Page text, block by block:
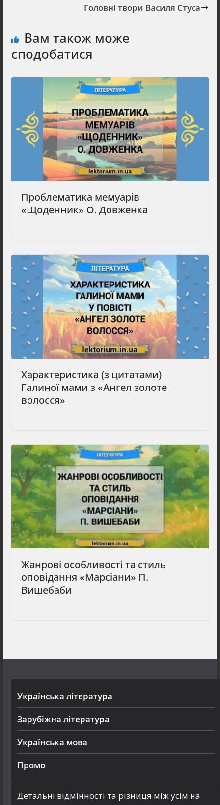
Головні твори Василя Стуса
Вам також може
сподобатися
Проблематика мемуарів
«Щоденник» О. Довженка
Характеристика (з цитатами)
Галиної мами з «Ангел золоте
волосся»
Жанрові особливості та стиль
оповідання «Марсіани» П.
Вишебаби
Українська література
Зарубіжна література
Українська мова
Промо
Детальні відмінності та різниця між усім на